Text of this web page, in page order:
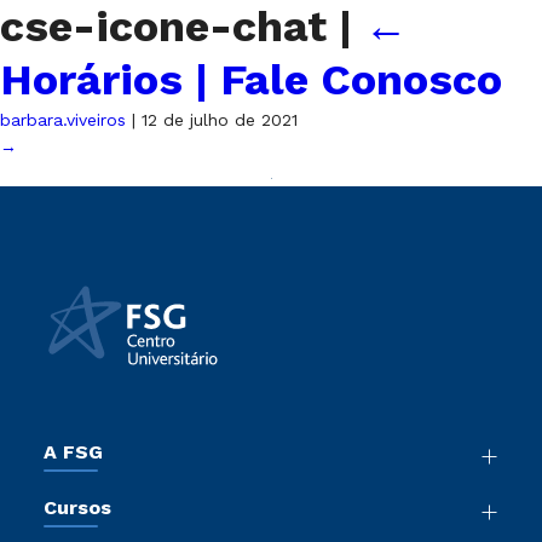
cse-icone-chat | ←
Horários | Fale Conosco
barbara.viveiros | 12 de julho de 2021
→
A FSG
Sala de Imprensa
Cursos